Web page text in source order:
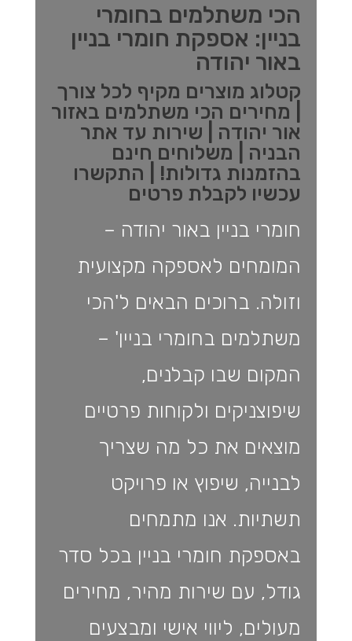
הכי משתלמים בחומרי
בניין: אספקת חומרי בניין
באור יהודה
קטלוג מוצרים מקיף לכל צורך
| מחירים הכי משתלמים באזור
אור יהודה | שירות עד אתר
הבניה | משלוחים חינם
בהזמנות גדולות! | התקשרו
עכשיו לקבלת פרטים
חומרי בניין באור יהודה –
המומחים לאספקה מקצועית
וזולה. ברוכים הבאים ל'הכי
משתלמים בחומרי בניין' –
המקום שבו קבלנים,
שיפוצניקים ולקוחות פרטיים
מוצאים את כל מה שצריך
לבנייה, שיפוץ או פרויקט
תשתיות. אנו מתמחים
באספקת חומרי בניין בכל סדר
גודל, עם שירות מהיר, מחירים
מעולים, ליווי אישי ומבצעים